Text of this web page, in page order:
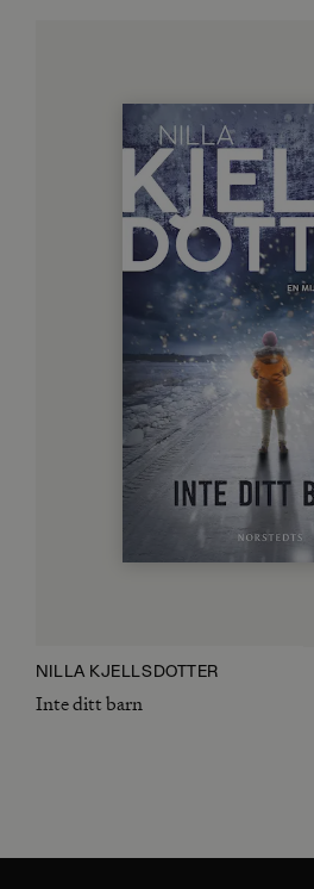
NILLA KJELLSDOTTER
Inte ditt barn